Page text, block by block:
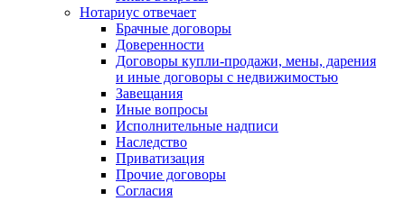
Нотариус отвечает
Брачные договоры
Доверенности
Договоры купли-продажи, мены, дарения
и иные договоры с недвижимостью
Завещания
Иные вопросы
Исполнительные надписи
Наследство
Приватизация
Прочие договоры
Согласия